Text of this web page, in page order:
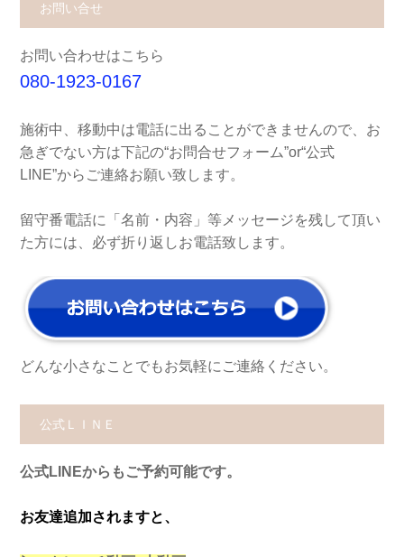
お問い合せ
お問い合わせはこちら
080-1923-0167
施術中、移動中は電話に出ることができませんので、お
急ぎでない方は下記の“お問合せフォーム”or“公式
LINE”からご連絡お願い致します。
留守番電話に「名前・内容」等メッセージを残して頂い
た方には、必ず折り返しお電話致します。
どんな小さなことでもお気軽にご連絡ください。
公式ＬＩＮＥ
公式LINEからもご予約可能です。
お友達追加されますと、